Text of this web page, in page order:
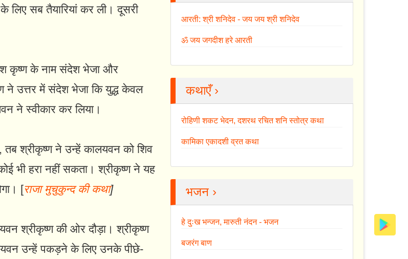
सब तैयारियां कर ली। दूसरी
कृष्ण के नाम संदेश भेजा और
ने उत्तर में संदेश भेजा कि युद्ध केवल
ने स्वीकार कर लिया।
श्रीकृष्ण ने उन्हें कालयवन को शिव
भी हरा नहीं सकता। श्रीकृष्ण ने यह
[राजा मुचुकुन्द की कथा]
श्रीकृष्ण की ओर दौड़ा। श्रीकृष्ण
उन्हें पकड़ने के लिए उनके पीछे-
आरती: श्री शनिदेव - जय जय श्री शनिदेव
ॐ जय जगदीश हरे आरती
कथाएँ ›
रोहिणी शकट भेदन, दशरथ रचित शनि स्तोत्र कथा
कामिका एकादशी व्रत कथा
भजन ›
हे दुःख भन्जन, मारुती नंदन - भजन
बजरंग बाण